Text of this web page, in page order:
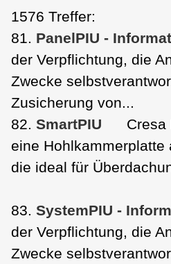
1576 Treffer:
81. PanelPIU -
der Verpflichtung, die
Zwecke
Zusicherung von...
82. SmartPIU
Cresa
eine
die ideal für
83. SystemPIU -
der Verpflichtung, die
Zwecke